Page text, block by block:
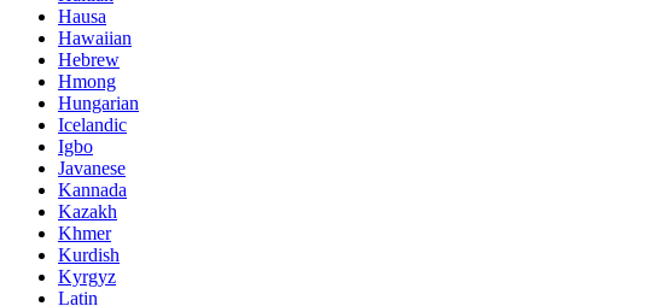
Hausa
Hawaiian
Hebrew
Hmong
Hungarian
Icelandic
Igbo
Javanese
Kannada
Kazakh
Khmer
Kurdish
Kyrgyz
Latin